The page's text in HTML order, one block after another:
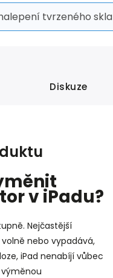
tvrzeného skla
Diskuze
v iPadu?
Nejčastější
nebo vypadává,
iPad nenabíjí vůbec